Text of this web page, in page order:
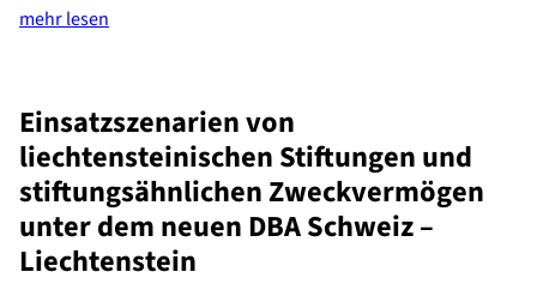
mehr lesen
Einsatzszenarien von
liechtensteinischen Stiftungen und
stiftungsähnlichen Zweckvermögen
unter dem neuen DBA Schweiz –
Liechtenstein